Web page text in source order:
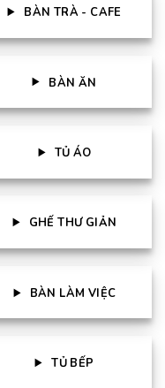
BÀN TRÀ - CAFE
BÀN ĂN
TỦ ÁO
GHẾ THƯ GIẢN
BÀN LÀM VIỆC
TỦ BẾP